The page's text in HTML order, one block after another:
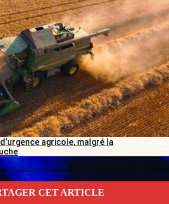
agricole, malgré la
CET ARTICLE